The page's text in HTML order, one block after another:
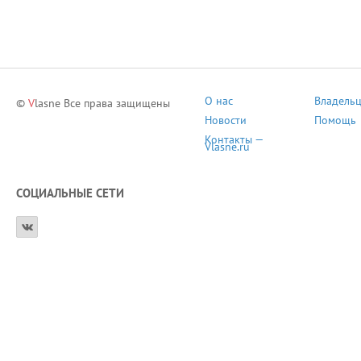
© Vlasne Все права защищены О нас
Новости
Помощь
Контакты —
Vlasne.ru
СОЦИАЛЬНЫЕ СЕТИ